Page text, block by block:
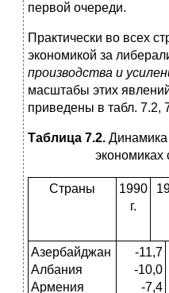
первой очереди.
Практически во всех
экономикой за
производства и
масштабы этих
приведены в табл. 7.2,
Таблица 7.2.
экономиках
Страны
1990
г.
Азербайджан
Албания
Армения
-11,7
-10,0
-7,4